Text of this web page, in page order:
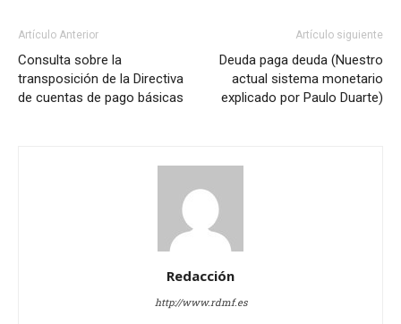
Artículo Anterior
Consulta sobre la
transposición de la Directiva
de cuentas de pago básicas
Artículo siguiente
Deuda paga deuda (Nuestro
actual sistema monetario
explicado por Paulo Duarte)
Redacción
http://www.rdmf.es